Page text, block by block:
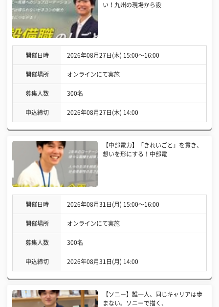
い！九州の現場から設
開催日時 2026年08月27日(木) 15:00〜16:00
開催場所 オンラインにて実施
募集人数 300名
申込締切 2026年08月27日(木) 14:00
【中部電力】「きれいごと」を貫き、
想いを形にする！中部電
開催日時 2026年08月31日(月) 15:00〜16:00
開催場所 オンラインにて実施
募集人数 300名
申込締切 2026年08月31日(月) 14:00
【ソニー】誰一人、同じキャリアは歩
まない。ソニーで描く、